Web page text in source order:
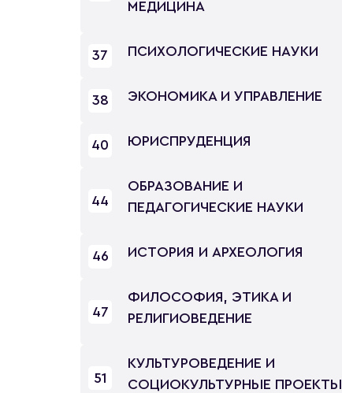
МЕДИЦИНА
37 ПСИХОЛОГИЧЕСКИЕ НАУКИ
38 ЭКОНОМИКА И УПРАВЛЕНИЕ
40 ЮРИСПРУДЕНЦИЯ
44
ОБРАЗОВАНИЕ И
ПЕДАГОГИЧЕСКИЕ НАУКИ
46 ИСТОРИЯ И АРХЕОЛОГИЯ
47
ФИЛОСОФИЯ, ЭТИКА И
РЕЛИГИОВЕДЕНИЕ
51
КУЛЬТУРОВЕДЕНИЕ И
СОЦИОКУЛЬТУРНЫЕ ПРОЕКТЫ